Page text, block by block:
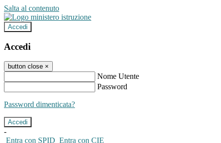
Salta al contenuto
Accedi
Accedi
button close ×
Nome Utente
Password
Password dimenticata?
-
Entra con SPID Entra con CIE